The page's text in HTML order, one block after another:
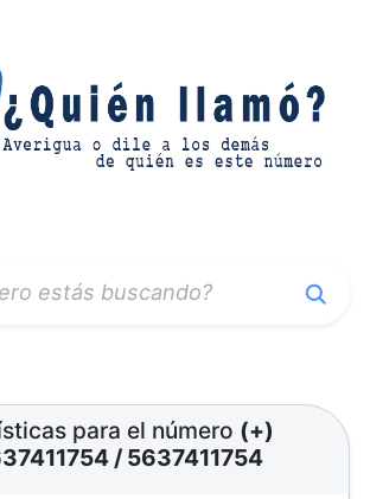
para el número (+)
/ 5637411754